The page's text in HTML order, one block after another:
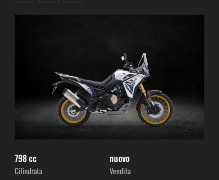
798 cc
Cilindrata
nuovo
Vendita